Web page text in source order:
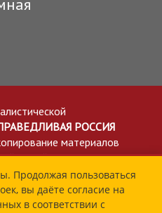
РОССИЯ
материалов
на сайт spravedlivo.ru
персональных
доступны по
Продолжая пользоваться
вы даёте согласие на
в соответствии с